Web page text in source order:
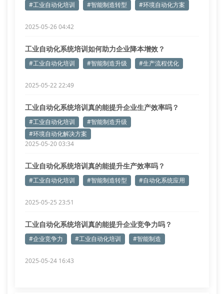
#工业自动化培训 #智能制造转型 #环境自动化方案
2025-05-26 04:42
工业自动化系统培训如何助力企业降本增效？
#工业自动化培训 #智能制造升级 #生产流程优化
2025-05-22 22:49
工业自动化系统培训真的能提升企业生产效率吗？
#工业自动化培训
#智能制造升级
#环境自动化解决方案
2025-05-20 03:34
工业自动化系统培训真的能提升生产效率吗？
#工业自动化培训 #智能制造转型 #自动化系统应用
2025-05-25 23:51
工业自动化系统培训真的能提升企业竞争力吗？
#企业竞争力 #工业自动化培训 #智能制造
2025-05-24 16:43